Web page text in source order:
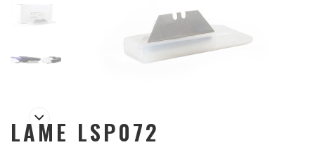
LAME LSP072